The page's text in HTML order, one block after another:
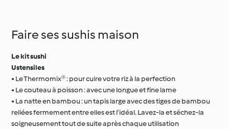
Faire ses sushis maison
Le kit sushi
Ustensiles
• Le Thermomix® : pour cuire votre riz à la perfection
• Le couteau à poisson : avec une longue et fine lame
• La natte en bambou : un tapis large avec des tiges de bambou
reliées fermement entre elles est l’idéal. Lavez-la et séchez-la
soigneusement tout de suite après chaque utilisation